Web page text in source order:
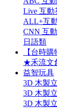
Live 互動
ALL+互
CNN 互
日語類
【台時
★禾流文
益智玩具
3D 木製
3D 木製
3D 木製